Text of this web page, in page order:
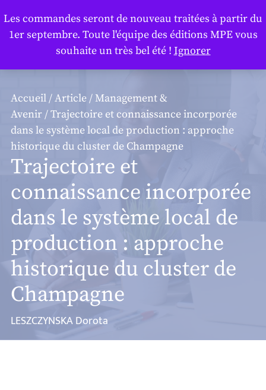
Accueil/Article/ Management &
Avenir/ Trajectoire et connaissance incorporée
dans le système local de production : approche
historique du cluster de Champagne
Trajectoire et
connaissance incorporée
dans le système local de
production : approche
historique du cluster de
Champagne
LESZCZYNSKA Dorota
Les commandes seront de nouveau traitées à partir du
1er septembre. Toute l'équipe des éditions MPE vous
souhaite un très bel été ! Ignorer